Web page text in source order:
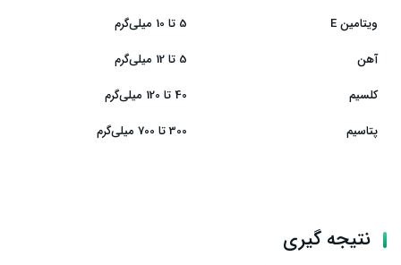
ویتامین E
5 تا 10 میلی‌گرم
آهن
5 تا 12 میلی‌گرم
کلسیم
40 تا 120 میلی‌گرم
پتاسیم
300 تا 700 میلی‌گرم
نتیجه گیری